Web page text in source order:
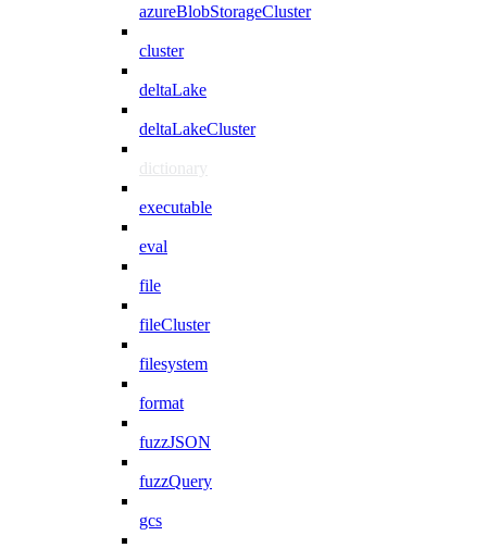
azureBlobStorageCluster
cluster
deltaLake
deltaLakeCluster
dictionary
executable
eval
file
fileCluster
filesystem
format
fuzzJSON
fuzzQuery
gcs